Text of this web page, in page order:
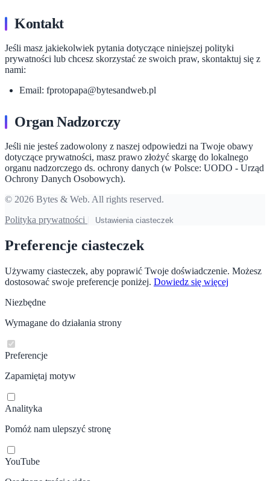
Kontakt
Jeśli masz jakiekolwiek pytania dotyczące niniejszej polityki
prywatności lub chcesz skorzystać ze swoich praw, skontaktuj się z
nami:
Email: fprotopapa@bytesandweb.pl
Organ Nadzorczy
Jeśli nie jesteś zadowolony z naszej odpowiedzi na Twoje obawy
dotyczące prywatności, masz prawo złożyć skargę do lokalnego
organu nadzorczego ds. ochrony danych (w Polsce: UODO - Urząd
Ochrony Danych Osobowych).
© 2026 Bytes & Web. All rights reserved.
Polityka prywatności
Ustawienia ciasteczek
Preferencje ciasteczek
Używamy ciasteczek, aby poprawić Twoje doświadczenie. Możesz
dostosować swoje preferencje poniżej. Dowiedz się więcej
Niezbędne
Wymagane do działania strony
Preferencje
Zapamiętaj motyw
Analityka
Pomóż nam ulepszyć stronę
YouTube